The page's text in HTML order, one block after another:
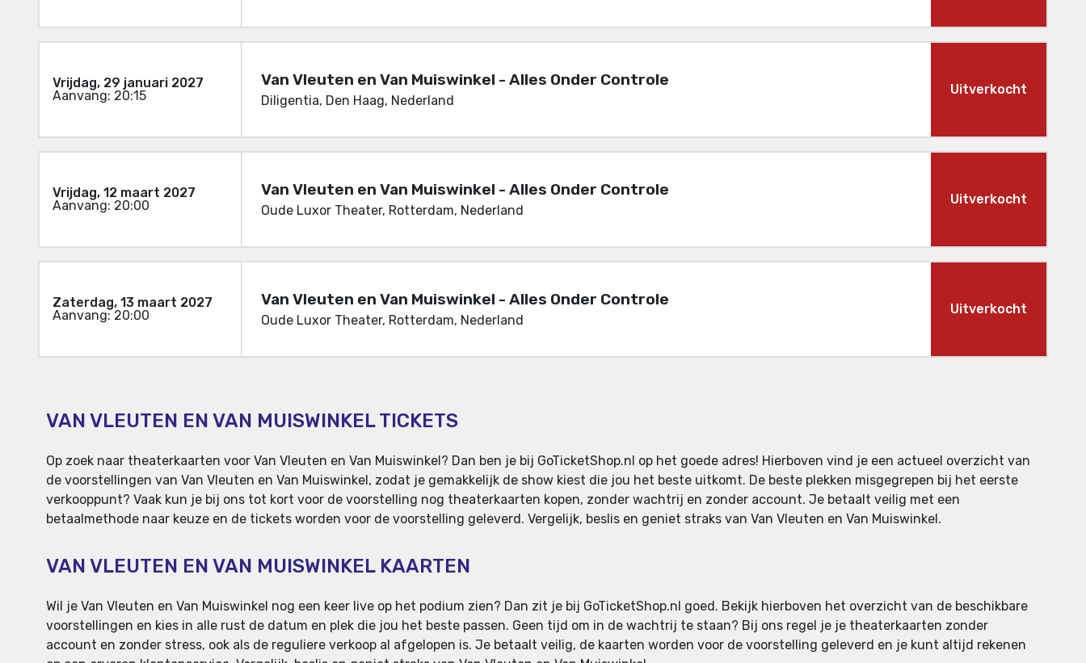
Vrijdag, 29 januari 2027
Aanvang: 20:15
Van Vleuten en Van Muiswinkel - Alles Onder Controle
Diligentia, Den Haag, Nederland
Uitverkocht
Vrijdag, 12 maart 2027
Aanvang: 20:00
Van Vleuten en Van Muiswinkel - Alles Onder Controle
Oude Luxor Theater, Rotterdam, Nederland
Uitverkocht
Zaterdag, 13 maart 2027
Aanvang: 20:00
Van Vleuten en Van Muiswinkel - Alles Onder Controle
Oude Luxor Theater, Rotterdam, Nederland
Uitverkocht
VAN VLEUTEN EN VAN MUISWINKEL TICKETS
Op zoek naar theaterkaarten voor Van Vleuten en Van Muiswinkel? Dan ben je bij GoTicketShop.nl op het goede adres! Hierboven vind je een actueel overzicht van
de voorstellingen van Van Vleuten en Van Muiswinkel, zodat je gemakkelijk de show kiest die jou het beste uitkomt. De beste plekken misgegrepen bij het eerste
verkooppunt? Vaak kun je bij ons tot kort voor de voorstelling nog theaterkaarten kopen, zonder wachtrij en zonder account. Je betaalt veilig met een
betaalmethode naar keuze en de tickets worden voor de voorstelling geleverd. Vergelijk, beslis en geniet straks van Van Vleuten en Van Muiswinkel.
VAN VLEUTEN EN VAN MUISWINKEL KAARTEN
Wil je Van Vleuten en Van Muiswinkel nog een keer live op het podium zien? Dan zit je bij GoTicketShop.nl goed. Bekijk hierboven het overzicht van de beschikbare
voorstellingen en kies in alle rust de datum en plek die jou het beste passen. Geen tijd om in de wachtrij te staan? Bij ons regel je je theaterkaarten zonder
account en zonder stress, ook als de reguliere verkoop al afgelopen is. Je betaalt veilig, de kaarten worden voor de voorstelling geleverd en je kunt altijd rekenen